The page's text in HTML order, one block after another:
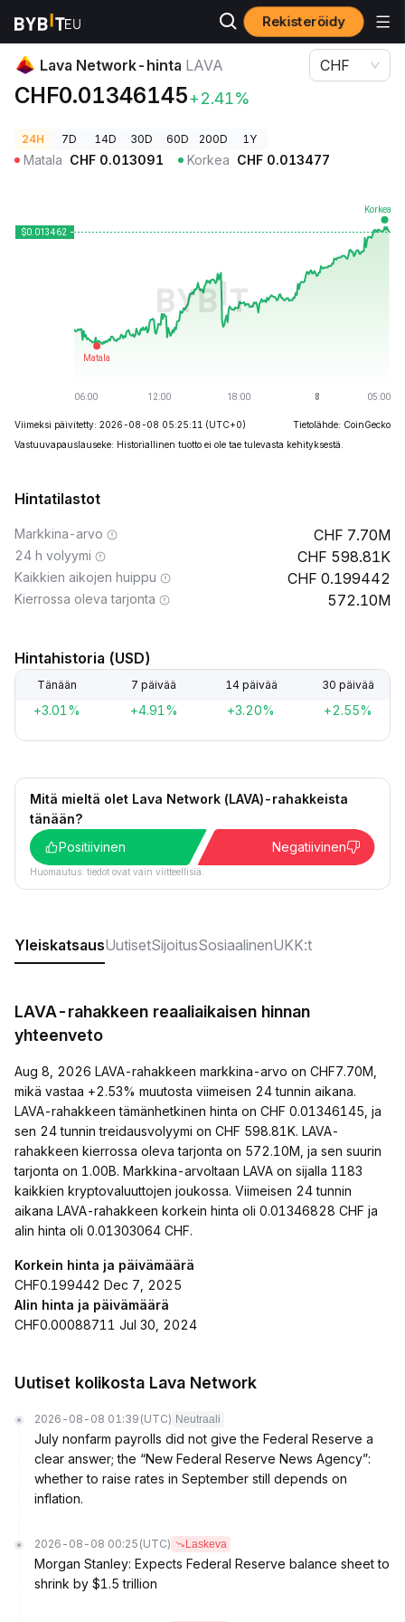
Rekisteröidy
Kryptohinnat Lava Network-hinta LAVA
Lava Network-hinta LAVA
CHF0.01346145+2.41%
CHF
24H 7D 14D 30D 60D 200D 1Y
Matala CHF 0.013091 Korkea CHF 0.013477
Viimeksi päivitetty: 2026-08-08 05:25:11 (UTC+0)
Tietolähde: CoinGecko
Vastuuvapauslauseke: Historiallinen tuotto ei ole tae tulevasta kehityksestä.
Hintatilastot
Markkina-arvo 7.70M
24 h volyymi 598.81K
Kaikkien aikojen huippu 0.199442
Kierrossa oleva tarjonta 572.10M
Hintahistoria (USD)
Tänään 7 päivää 14 päivää 30 päivää
+3.01% +4.91% +3.20% +2.55%
Mitä mieltä olet Lava Network (LAVA)-rahakkeista
tänään?
Positiivinen
Negatiivinen
Huomautus: tiedot ovat vain viitteellisiä.
YleiskatsausUutisetSijoitusSosiaalinenUKK:t
LAVA-rahakkeen reaaliaikaisen hinnan
yhteenveto
Aug 8, 2026 LAVA-rahakkeen markkina-arvo on CHF7.70M,
mikä vastaa +2.53% muutosta viimeisen 24 tunnin aikana.
LAVA-rahakkeen tämänhetkinen hinta on CHF 0.01346145, ja
sen 24 tunnin treidausvolyymi on CHF 598.81K. LAVA-
rahakkeen kierrossa oleva tarjonta on 572.10M, ja sen suurin
tarjonta on 1.00B. Markkina-arvoltaan LAVA on sijalla 1183
kaikkien kryptovaluuttojen joukossa. Viimeisen 24 tunnin
aikana LAVA-rahakkeen korkein hinta oli 0.01346828 CHF ja
alin hinta oli 0.01303064 CHF.
Korkein hinta ja päivämäärä
CHF0.199442 Dec 7, 2025
Alin hinta ja päivämäärä
CHF0.00088711 Jul 30, 2024
Uutiset kolikosta Lava Network
2026-08-08 01:39 (UTC) Neutraali
July nonfarm payrolls did not give the Federal Reserve a
clear answer; the “New Federal Reserve News Agency”:
whether to raise rates in September still depends on
inflation.
2026-08-08 00:25 (UTC) Laskeva
Morgan Stanley: Expects Federal Reserve balance sheet to
shrink by $1.5 trillion